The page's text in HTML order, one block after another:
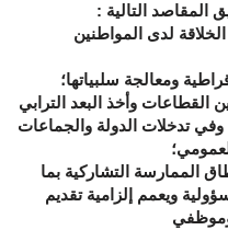
المقاصد التالية :
لدى المواطنين
ومعالجة سلبياتها؛
وأخذ البعد الترابي
وفي تدخلات الدولة والجماعات
الممارسة التشاركية بما
ويعمم إلزامية تقديم